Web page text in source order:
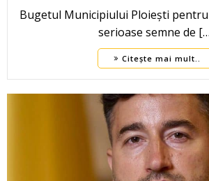
Bugetul Municipiului Ploiești
serioase semne de
Citește mai mult..